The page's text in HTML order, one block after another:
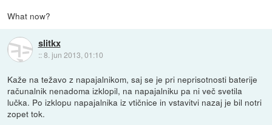
What now?
slitkx
::8. jun 2013, 01:10
Kaže na težavo z napajalnikom, saj se je pri neprisotnosti baterije
računalnik nenadoma izklopil, na napajalniku pa ni več svetila
lučka. Po izklopu napajalnika iz vtičnice in vstavitvi nazaj je bil notri
zopet tok.